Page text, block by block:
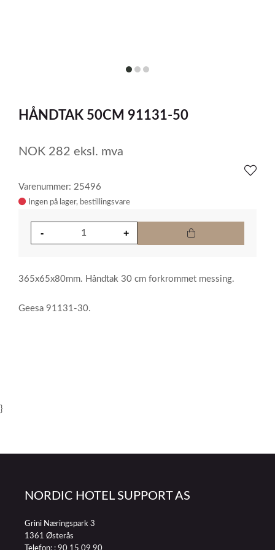
itemitemitem
of
HÅNDTAK 50CM 91131-50
NOK 282 eksl. mva
Varenummer: 25496
Ingen på lager
365x65x80mm. Håndtak 30 cm forkrommet messing.
Geesa 91131-30.
}
NORDIC HOTEL SUPPORT AS
Grini Næringspark 3
1361 Østerås